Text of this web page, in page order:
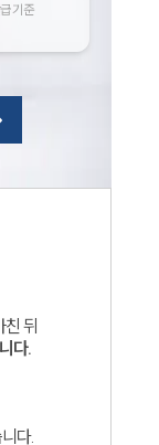
기준
뒤
다.
다.